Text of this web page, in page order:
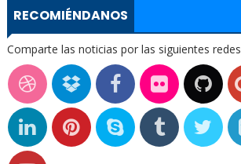
RECOMIÉNDANOS
Comparte las noticias por las siguientes redes